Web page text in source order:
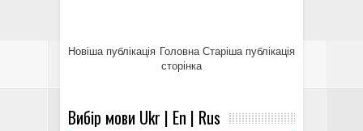
Новіша публікація Старіша публікація
Головна
сторінка
Вибір мови Ukr | En | Rus